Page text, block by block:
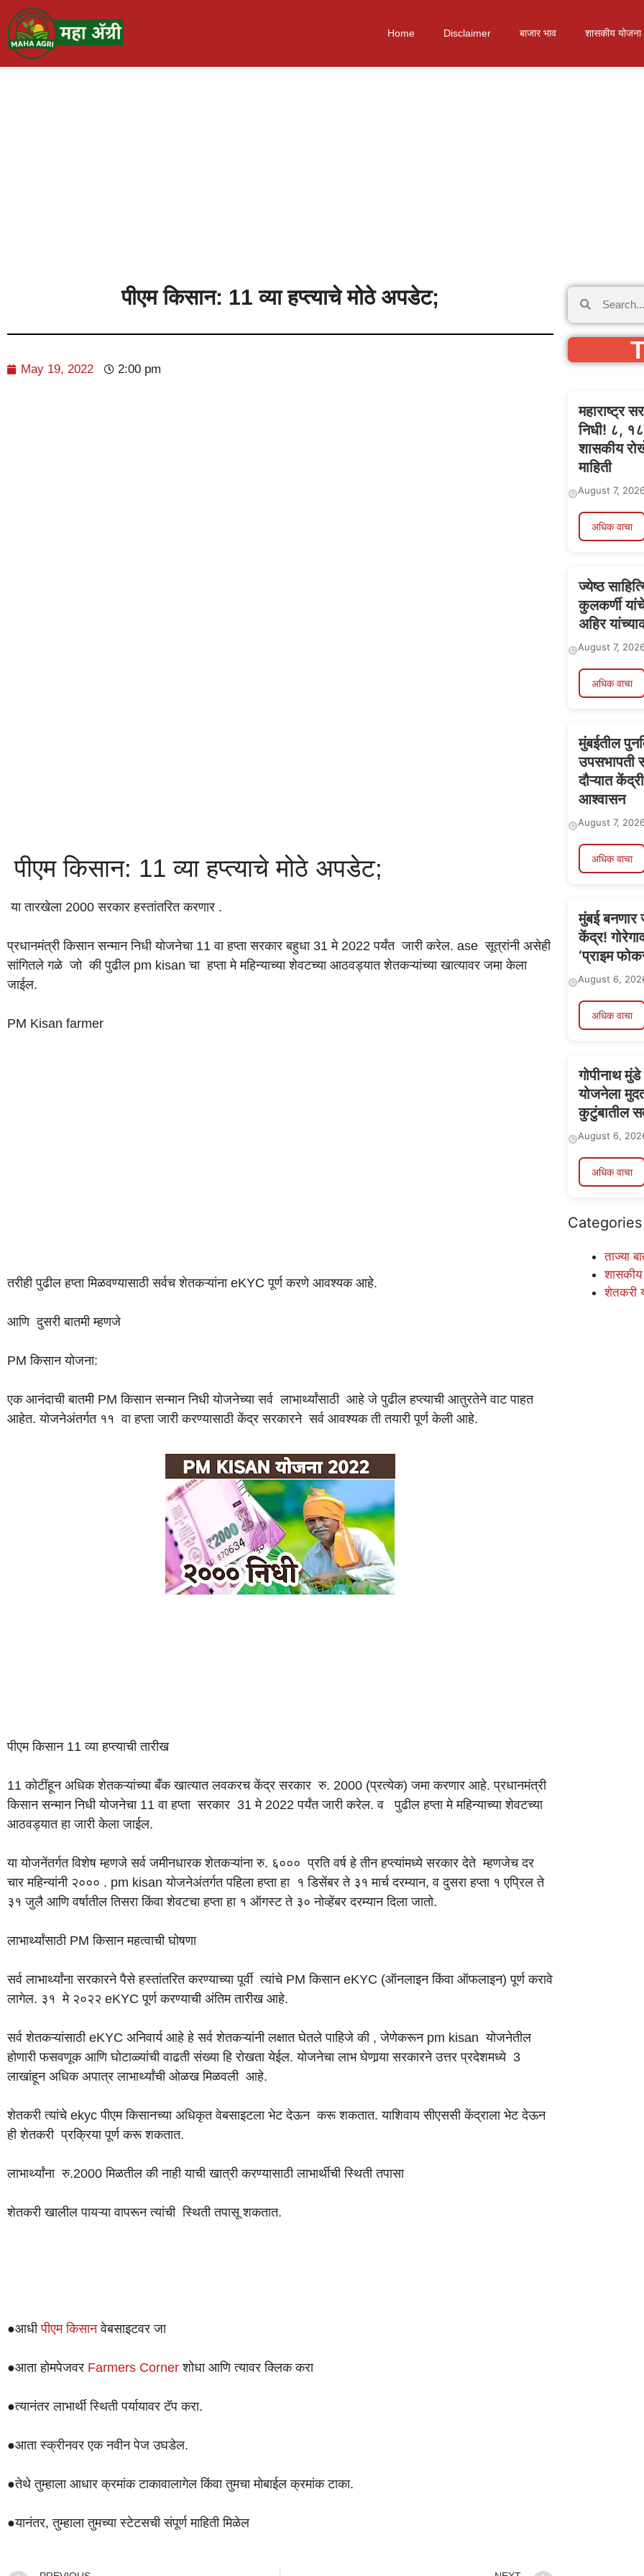
Home Disclaimer बाजार भाव शासकीय योजना
पीएम किसान: 11 व्या हप्त्याचे मोठे अपडेट;
May 19, 2022 2:00 pm
पीएम किसान: 11 व्या हप्त्याचे मोठे अपडेट;
या तारखेला 2000 सरकार हस्तांतरित करणार .
प्रधानमंत्री किसान सन्मान निधी योजनेचा 11 वा हप्ता सरकार बहुधा 31 मे 2022 पर्यंत जारी करेल. ase सूत्रांनी असेही
सांगितले गळे जो की पुढील pm kisan चा हप्ता मे महिन्याच्या शेवटच्या आठवड्यात शेतकऱ्यांच्या खात्यावर जमा केला
जाईल.
PM Kisan farmer
तरीही पुढील हप्ता मिळवण्यासाठी सर्वच शेतकऱ्यांना eKYC पूर्ण करणे आवश्यक आहे.
आणि दुसरी बातमी म्हणजे
PM किसान योजना:
एक आनंदाची बातमी PM किसान सन्मान निधी योजनेच्या सर्व लाभार्थ्यांसाठी आहे जे पुढील हप्त्याची आतुरतेने वाट पाहत
आहेत. योजनेअंतर्गत ११ वा हप्ता जारी करण्यासाठी केंद्र सरकारने सर्व आवश्यक ती तयारी पूर्ण केली आहे.
पीएम किसान 11 व्या हप्त्याची तारीख
11 कोटींहून अधिक शेतकऱ्यांच्या बँक खात्यात लवकरच केंद्र सरकार रु. 2000 (प्रत्येक) जमा करणार आहे. प्रधानमंत्री
किसान सन्मान निधी योजनेचा 11 वा हप्ता सरकार 31 मे 2022 पर्यंत जारी करेल. व पुढील हप्ता मे महिन्याच्या शेवटच्या
आठवड्यात हा जारी केला जाईल.
या योजनेंतर्गत विशेष म्हणजे सर्व जमीनधारक शेतकऱ्यांना रु. ६००० प्रति वर्ष हे तीन हप्त्यांमध्ये सरकार देते म्हणजेच दर
चार महिन्यांनी २००० . pm kisan योजनेअंतर्गत पहिला हप्ता हा १ डिसेंबर ते ३१ मार्च दरम्यान, व दुसरा हप्ता १ एप्रिल ते
३१ जुलै आणि वर्षातील तिसरा किंवा शेवटचा हप्ता हा १ ऑगस्ट ते ३० नोव्हेंबर दरम्यान दिला जातो.
लाभार्थ्यांसाठी PM किसान महत्वाची घोषणा
सर्व लाभार्थ्यांना सरकारने पैसे हस्तांतरित करण्याच्या पूर्वी त्यांचे PM किसान eKYC (ऑनलाइन किंवा ऑफलाइन) पूर्ण करावे
लागेल. ३१ मे २०२२ eKYC पूर्ण करण्याची अंतिम तारीख आहे.
सर्व शेतकऱ्यांसाठी eKYC अनिवार्य आहे हे सर्व शेतकऱ्यांनी लक्षात घेतले पाहिजे की , जेणेकरून pm kisan योजनेतील
होणारी फसवणूक आणि घोटाळ्यांची वाढती संख्या हि रोखता येईल. योजनेचा लाभ घेणार्‍या सरकारने उत्तर प्रदेशमध्ये 3
लाखांहून अधिक अपात्र लाभार्थ्यांची ओळख मिळवली आहे.
शेतकरी त्यांचे ekyc पीएम किसानच्या अधिकृत वेबसाइटला भेट देऊन करू शकतात. याशिवाय सीएससी केंद्राला भेट देऊन
ही शेतकरी प्रक्रिया पूर्ण करू शकतात.
लाभार्थ्यांना रु.2000 मिळतील की नाही याची खात्री करण्यासाठी लाभार्थीची स्थिती तपासा
शेतकरी खालील पायऱ्या वापरून त्यांची स्थिती तपासू शकतात.
●आधीपीएम किसानवेबसाइटवर जा
●आता होमपेजवर Farmers Cornerशोधा आणि त्यावर क्लिक करा
●त्यानंतर लाभार्थी स्थिती पर्यायावर टॅप करा.
●आता स्क्रीनवर एक नवीन पेज उघडेल.
●तेथे तुम्हाला आधार क्रमांक टाकावालागेल किंवा तुमचा मोबाईल क्रमांक टाका.
●यानंतर, तुम्हाला तुमच्या स्टेटसची संपूर्ण माहिती मिळेल
महाराष्ट्र
निधी! ८,
शासकीय
माहिती
August 7,
अधिक वाचा
ज्येष्ठ
कुलकर्णी
अहिर
August 7,
अधिक वाचा
मुंबईतील
उपसभापती
दौऱ्यात
आश्वासन
August 7,
अधिक वाचा
मुंबई बनणार
केंद्र!
‘प्राइम
August 6,
अधिक वाचा
गोपीनाथ
योजनेला
कुटुंबातील
August 6,
अधिक वाचा
Categories
ताज्या
शासकीय
शेतकरी